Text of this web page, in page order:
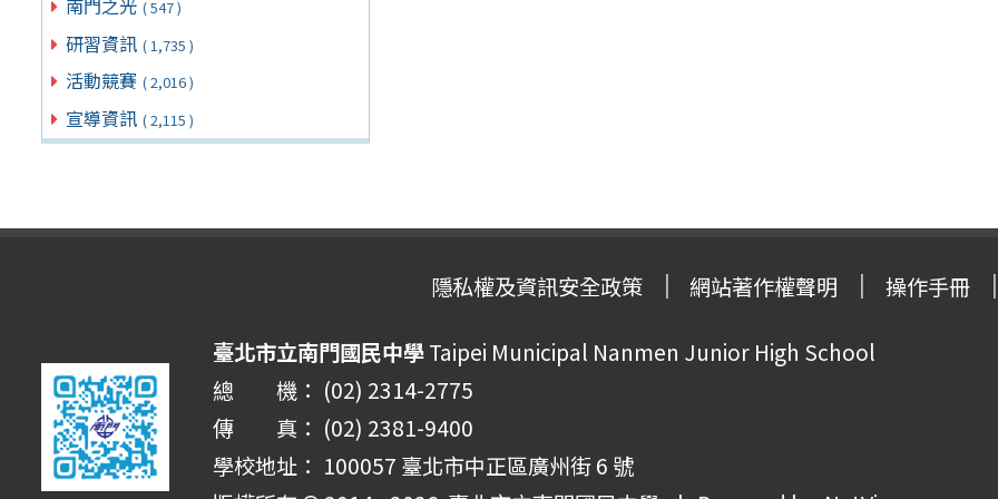
南門之光 ( 547 )
研習資訊 ( 1,735 )
活動競賽 ( 2,016 )
宣導資訊 ( 2,115 )
隱私權及資訊安全政策 網站著作權聲明 操作手冊
臺北市立南門國民中學Taipei Municipal Nanmen Junior High School
總 機： (02) 2314-2775
傳 真： (02) 2381-9400
學校地址： 100057 臺北市中正區廣州街 6 號